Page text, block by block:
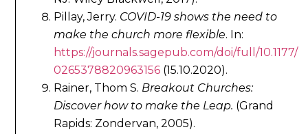
Pillay, Jerry. COVID-19 shows the need to
make the church more flexible. In:
https://journals.sagepub.com/doi/full/10.1177/
0265378820963156 (15.10.2020).
Rainer, Thom S. Breakout Churches:
Discover how to make the Leap. (Grand
Rapids: Zondervan, 2005).